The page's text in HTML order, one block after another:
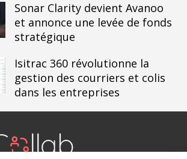
Sonar Clarity devient Avanoo
et annonce une levée de fonds
stratégique
Isitrac 360 révolutionne la
gestion des courriers et colis
dans les entreprises